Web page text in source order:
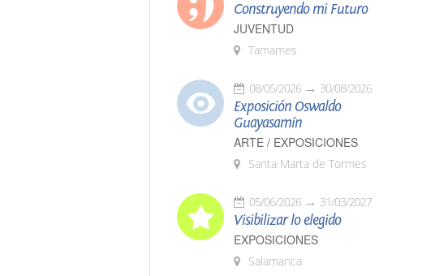
Construyendo mi Futuro
JUVENTUD
Tamames
08/05/2026 30/08/2026
Exposición Oswaldo
Guayasamín
ARTE / EXPOSICIONES
Santa Marta de Tormes
05/06/2026 31/03/2027
Visibilizar lo elegido
EXPOSICIONES
Salamanca